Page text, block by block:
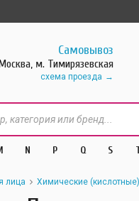
Самовывоз
м. Тимирязевская
схема проезда
N P Q S
лица Химические